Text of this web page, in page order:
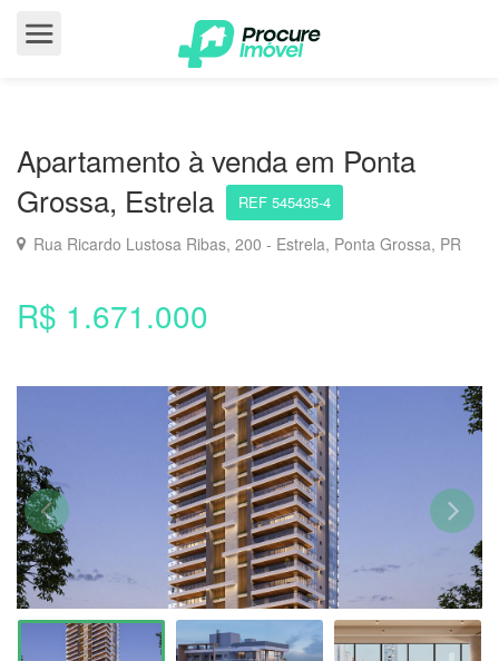
Apartamento à venda em Ponta
Grossa, Estrela
REF 545435-4
Rua Ricardo Lustosa Ribas, 200 - Estrela, Ponta Grossa, PR
R$ 1.671.000